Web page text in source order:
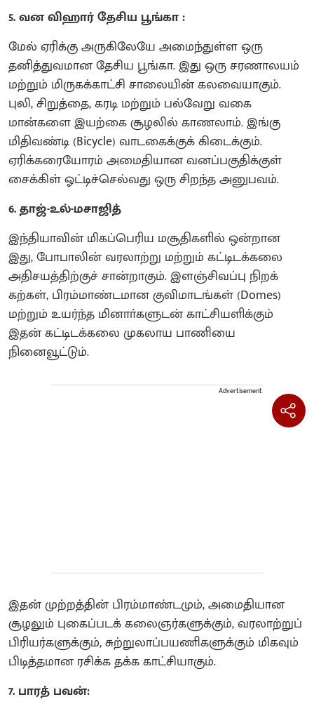
5. வன விஹார் தேசிய பூங்கா :
மேல் ஏரிக்கு அருகிலேயே அமைந்துள்ள ஒரு
தனித்துவமான தேசிய பூங்கா. இது ஒரு சரணாலயம்
மற்றும் மிருகக்காட்சி சாலையின் கலவையாகும்.
புலி, சிறுத்தை, கரடி மற்றும் பல்வேறு வகை
மான்களை இயற்கை சூழலில் காணலாம். இங்கு
மிதிவண்டி (Bicycle) வாடகைக்குக் கிடைக்கும்.
ஏரிக்கரையோரம் அமைதியான வனப்பகுதிக்குள்
சைக்கிள் ஓட்டிச்செல்வது ஒரு சிறந்த அனுபவம்.
6. தாஜ்-உல்-மசாஜித்
இந்தியாவின் மிகப்பெரிய மசூதிகளில் ஒன்றான
இது, போபாலின் வரலாற்று மற்றும் கட்டிடக்கலை
அதிசயத்திற்குச் சான்றாகும். இளஞ்சிவப்பு நிறக்
கற்கள், பிரம்மாண்டமான குவிமாடங்கள் (Domes)
மற்றும் உயர்ந்த மினாா்களுடன் காட்சியளிக்கும்
இதன் கட்டிடக்கலை முகலாய பாணியை
நினைவூட்டும்.
Advertisement
இதன் முற்றத்தின் பிரம்மாண்டமும், அமைதியான
சூழலும் புகைப்படக் கலைஞர்களுக்கும், வரலாற்றுப்
பிரியர்களுக்கும், சுற்றுலாப்பயணிகளுக்கும் மிகவும்
பிடித்தமான ரசிக்க தக்க காட்சியாகும்.
7. பாரத் பவன்: